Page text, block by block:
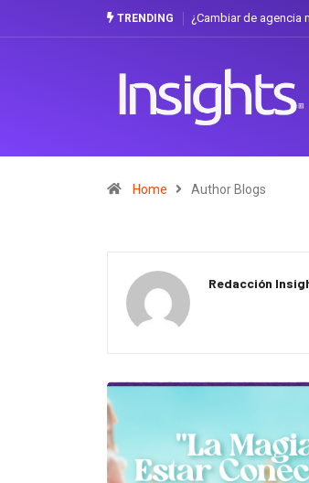
TRENDING
La discusión que atraviesa a EcuadorGabriela Herrera
Home Author Blogs
Redacción